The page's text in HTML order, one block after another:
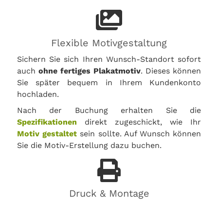
Flexible Motivgestaltung
Sichern Sie sich Ihren Wunsch-Standort sofort
auch ohne fertiges Plakatmotiv. Dieses können
Sie später bequem in Ihrem Kundenkonto
hochladen.
Nach der Buchung erhalten Sie die
Spezifikationen direkt zugeschickt, wie Ihr
Motiv gestaltet sein sollte. Auf Wunsch können
Sie die Motiv-Erstellung dazu buchen.
Druck & Montage